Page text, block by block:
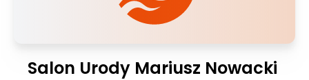
Salon Urody Mariusz Nowacki